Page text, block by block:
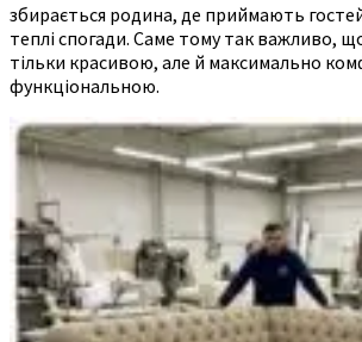
збирається родина, де приймають
теплі спогади. Саме тому так важливо,
тільки красивою, але й максимально
функціональною.